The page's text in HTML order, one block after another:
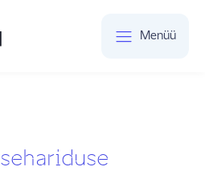
Menüü